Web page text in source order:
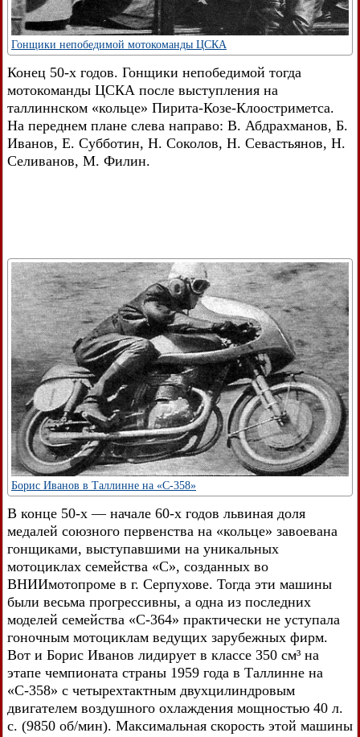
Гонщики непобедимой мотокоманды ЦСКА
Конец 50-х годов. Гонщики непобедимой тогда
мотокоманды ЦСКА после выступления на
таллиннском «кольце» Пирита-Козе-Клоостриметса.
На переднем плане слева направо: В. Абдрахманов, Б.
Иванов, Е. Субботин, Н. Соколов, Н. Севастьянов, Н.
Селиванов, М. Филин.
Борис Иванов в Таллинне на «С-358»
В конце 50-х — начале 60-х годов львиная доля
медалей союзного первенства на «кольце» завоевана
гонщиками, выступавшими на уникальных
мотоциклах семейства «С», созданных во
ВНИИмотопроме в г. Серпухове. Тогда эти машины
были весьма прогрессивны, а одна из последних
моделей семейства «С-364» практически не уступала
гоночным мотоциклам ведущих зарубежных фирм.
Вот и Борис Иванов лидирует в классе 350 см³ на
этапе чемпионата страны 1959 года в Таллинне на
«С-358» с четырехтактным двухцилиндровым
двигателем воздушного охлаждения мощностью 40 л.
с. (9850 об/мин). Максимальная скорость этой машины